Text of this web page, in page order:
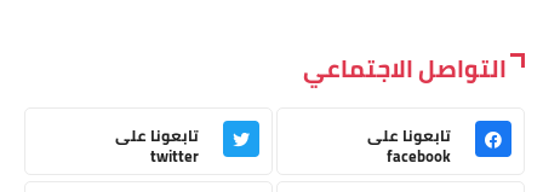
التواصل الاجتماعي
تابعونا على
facebook
تابعونا على
twitter